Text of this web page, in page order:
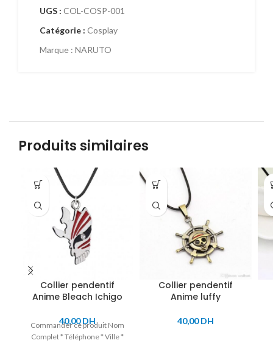
UGS : COL-COSP-001
Catégorie : Cosplay
Marque : NARUTO
Produits similaires
Collier pendentif
Anime Bleach Ichigo
40,00DH
Commander ce produit Nom
Complet * Téléphone * Ville *
Collier pendentif
Anime luffy
40,00DH